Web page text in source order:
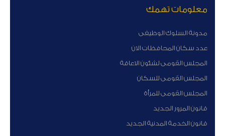
معلومات تهمك
مدونة السلوك الوظيفى
عدد سكان المحافظات الان
المجلس القومى لشئون الاعاقة
المجلس القومى للسكان
المجلس القومى للمرأة
قانون المرور الجديد
قانون الخدمة المدنية الجديد